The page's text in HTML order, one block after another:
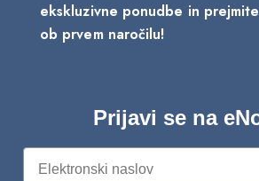
ekskluzivne ponudbe in
ob prvem naročilu!
Prijavi se na
Email